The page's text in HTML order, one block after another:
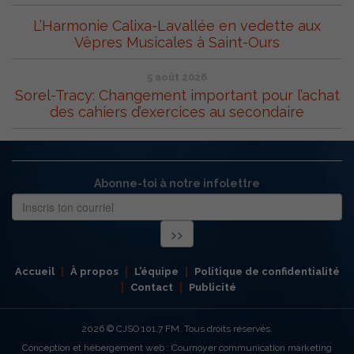
L’Harmonie Calixa-Lavallée en vedette aux
Vêpres Musicales à Saint-Ours
5 août 2026
Sorel-Tracy: Changement important pour l’achat
des cahiers d’exercices au secondaire
Abonne-toi à notre infolettre
Accueil À propos L’équipe
Politique de confidentialité
Contact
Publicité
2026 © CJSO 101,7 FM. Tous droits réservés.
Conception et hébergement web : Cournoyer communication marketing